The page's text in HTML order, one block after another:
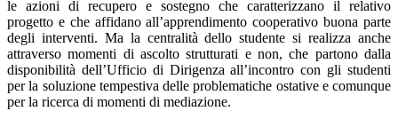
le azioni di recupero e sostegno che caratterizzano il relativo
progetto e che affidano all’apprendimento cooperativo buona parte
degli interventi. Ma la centralità dello studente si realizza anche
attraverso momenti di ascolto strutturati e non, che partono dalla
disponibilità dell’Ufficio di Dirigenza all’incontro con gli studenti
per la soluzione tempestiva delle problematiche ostative e comunque
per la ricerca di momenti di mediazione.